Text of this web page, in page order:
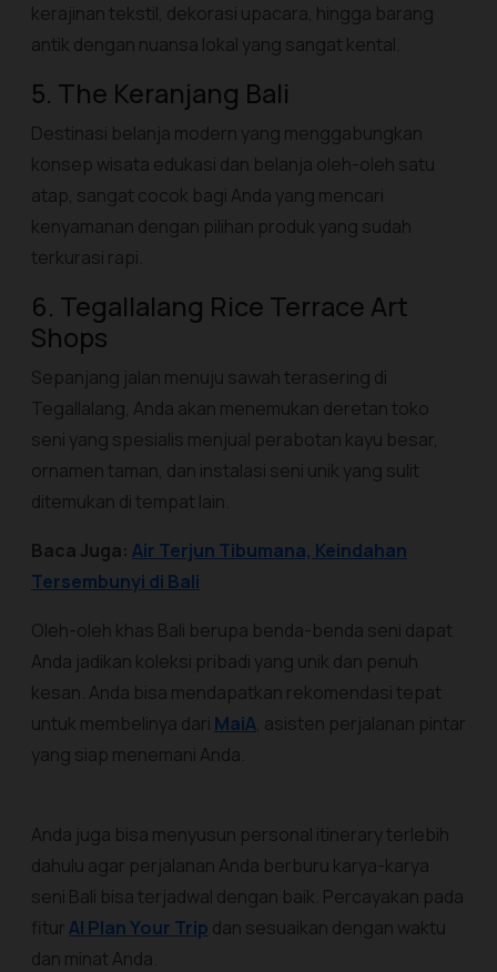
kerajinan tekstil, dekorasi upacara, hingga barang
antik dengan nuansa lokal yang sangat kental.
5. The Keranjang Bali
Destinasi belanja modern yang menggabungkan
konsep wisata edukasi dan belanja oleh-oleh satu
atap, sangat cocok bagi Anda yang mencari
kenyamanan dengan pilihan produk yang sudah
terkurasi rapi.
6. Tegallalang Rice Terrace Art
Shops
Sepanjang jalan menuju sawah terasering di
Tegallalang, Anda akan menemukan deretan toko
seni yang spesialis menjual perabotan kayu besar,
ornamen taman, dan instalasi seni unik yang sulit
ditemukan di tempat lain.
Baca Juga: Air Terjun Tibumana, Keindahan
Tersembunyi di Bali
Oleh-oleh khas Bali berupa benda-benda seni dapat
Anda jadikan koleksi pribadi yang unik dan penuh
kesan. Anda bisa mendapatkan rekomendasi tepat
untuk membelinya dari MaiA, asisten perjalanan pintar
yang siap menemani Anda.
Anda juga bisa menyusun personal itineraryterlebih
dahulu agar perjalanan Anda berburu karya-karya
seni Bali bisa terjadwal dengan baik. Percayakan pada
fiturAI Plan Your Trip dan sesuaikan dengan waktu
dan minat Anda.